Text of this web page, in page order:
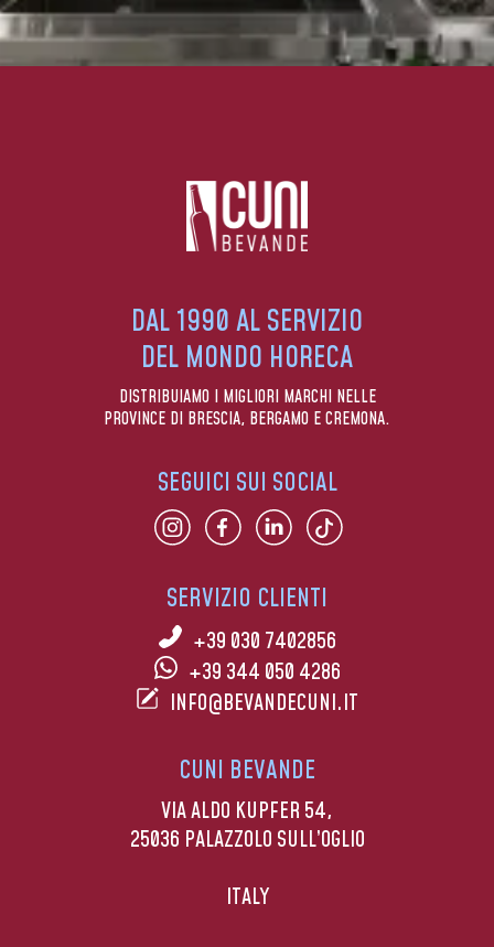
DAL 1990 AL SERVIZIO
DEL MONDO HORECA
DISTRIBUIAMO I MIGLIORI MARCHI NELLE
PROVINCE DI BRESCIA, BERGAMO E CREMONA.
SERVIZIO CLIENTI
+39 030 7402856
+39 344 050 4286
INFO@BEVANDECUNI.IT
CUNI BEVANDE
VIA ALDO KUPFER 54,
25036 PALAZZOLO SULL’OGLIO
ITALY
SEGUICI SUI SOCIAL